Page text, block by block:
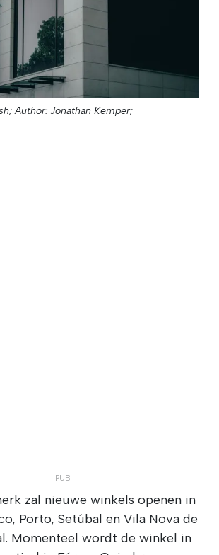
Author: Jonathan Kemper;
zal nieuwe winkels openen in
Porto, Setúbal en Vila Nova de
Momenteel wordt de winkel in